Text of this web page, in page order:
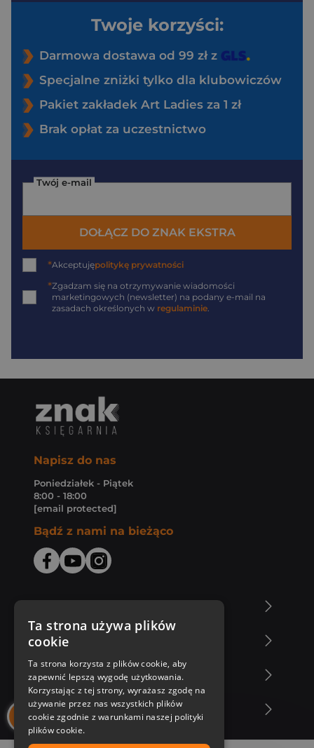
Twoje korzyści:
Darmowa dostawa od 99 zł z
Specjalne zniżki tylko dla klubowiczów
Pakiet zakładek Art Ladies za 1 zł
Brak opłat za uczestnictwo
Twój e-mail
DOŁĄCZ DO ZNAK EKSTRA
*Akceptujępolitykę prywatności
*Zgadzam się na otrzymywanie wiadomości
marketingowych (newsletter) na podany e-mail na
zasadach określonych w regulaminie
Napisz do nas
Poniedziałek - Piątek
8:00 - 18:00
[email protected]
Bądź z nami na bieżąco
Zakupy u nas
Nasza oferta
Nasi autorzy
Ta strona używa plików
cookie
Ta strona korzysta z plików cookie, aby
zapewnić lepszą wygodę użytkowania.
Korzystając z tej strony, wyrażasz zgodę na
używanie przez nas wszystkich plików
cookie zgodnie z warunkami naszej polityki
plików cookie.